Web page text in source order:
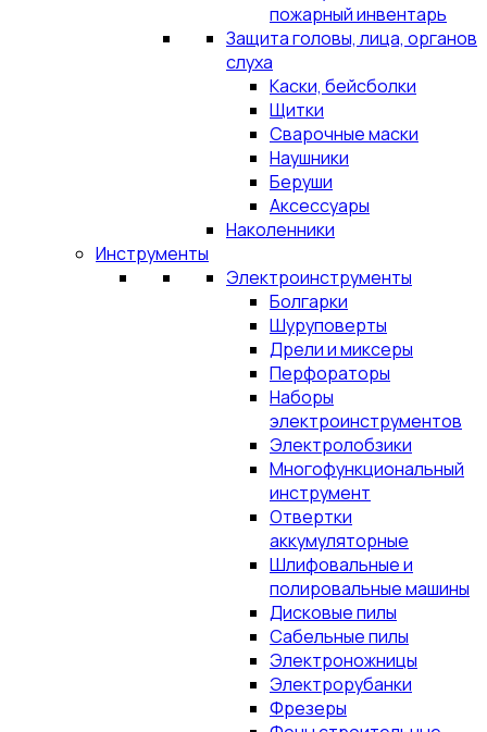
пожарный инвентарь
Защита головы, лица, органов
слуха
Каски, бейсболки
Щитки
Сварочные маски
Наушники
Беруши
Аксессуары
Наколенники
Инструменты
Электроинструменты
Болгарки
Шуруповерты
Дрели и миксеры
Перфораторы
Наборы
электроинструментов
Электролобзики
Многофункциональный
инструмент
Отвертки
аккумуляторные
Шлифовальные и
полировальные машины
Дисковые пилы
Сабельные пилы
Электроножницы
Электрорубанки
Фрезеры